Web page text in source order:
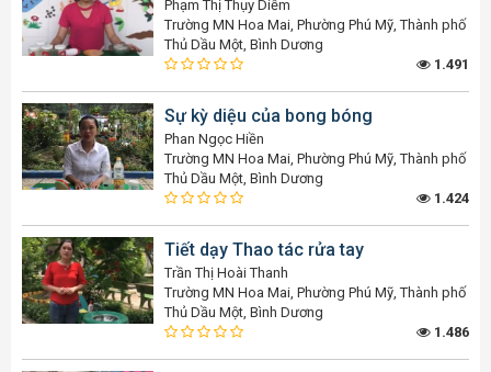
Phạm Thị Thụy Diễm
Trường MN Hoa Mai, Phường Phú Mỹ, Thành phố
Thủ Dầu Một, Bình Dương
1.491
Sự kỳ diệu của bong bóng
Phan Ngọc Hiền
Trường MN Hoa Mai, Phường Phú Mỹ, Thành phố
Thủ Dầu Một, Bình Dương
1.424
Tiết dạy Thao tác rửa tay
Trần Thị Hoài Thanh
Trường MN Hoa Mai, Phường Phú Mỹ, Thành phố
Thủ Dầu Một, Bình Dương
1.486